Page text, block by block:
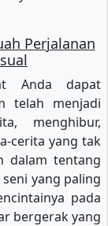
Perjalanan
Anda dapat
telah menjadi
menghibur,
cerita yang tak
dalam tentang
yang paling
pada
bergerak yang